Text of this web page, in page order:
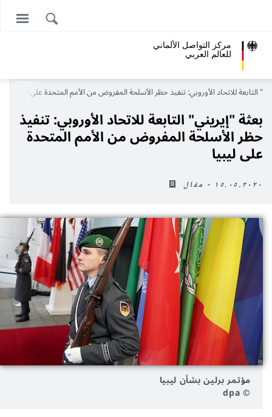
مركز التواصل الألماني
للعالم العربي
التابعة للاتحاد الأوروبي: تنفيذ حظر الأسلحة المفروض من الأمم المتحدة على ليبيا
بعثة "إيريني" التابعة للاتحاد الأوروبي: تنفيذ
حظر الأسلحة المفروض من الأمم المتحدة
على ليبيا
١٥.٠٥.٢٠٢٠ - مقال
مؤتمر برلين بشأن ليبيا
© dpa